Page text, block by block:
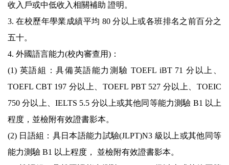
收入戶或中低收入相關補助 證明。
3. 在校歷年學業成績平均 80 分以上或各班排名之前百分之
五十。
4. 外國語言能力(校內審查用)：
(1) 英語組：具備英語能力測驗 TOEFL iBT 71 分以上、
TOEFL CBT 197 分以上、TOEFL PBT 527 分以上、TOEIC
750 分以上、IELTS 5.5 分以上或其他同等能力測驗 B1 以上
程度，並檢附有效證書影本。
(2) 日語組：具日本語能力試驗(JLPT)N3 級以上或其他同等
能力測驗 B1 以上程度， 並檢附有效證書影本。